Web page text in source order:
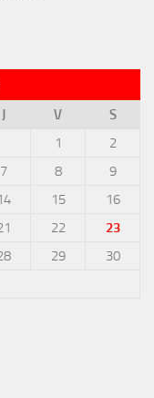
J V
S
1
2
7 8
9
15
16
22
23
29
30